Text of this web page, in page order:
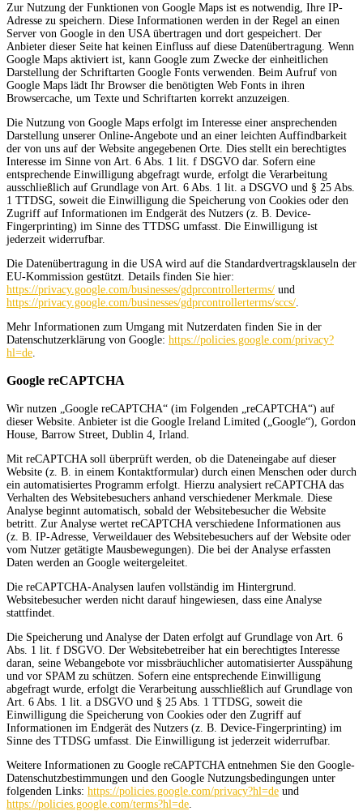
Zur Nutzung der Funktionen von Google Maps ist es notwendig, Ihre IP-
Adresse zu speichern. Diese Informationen werden in der Regel an einen
Server von Google in den USA übertragen und dort gespeichert. Der
Anbieter dieser Seite hat keinen Einfluss auf diese Datenübertragung. Wenn
Google Maps aktiviert ist, kann Google zum Zwecke der einheitlichen
Darstellung der Schriftarten Google Fonts verwenden. Beim Aufruf von
Google Maps lädt Ihr Browser die benötigten Web Fonts in ihren
Browsercache, um Texte und Schriftarten korrekt anzuzeigen.
Die Nutzung von Google Maps erfolgt im Interesse einer ansprechenden
Darstellung unserer Online-Angebote und an einer leichten Auffindbarkeit
der von uns auf der Website angegebenen Orte. Dies stellt ein berechtigtes
Interesse im Sinne von Art. 6 Abs. 1 lit. f DSGVO dar. Sofern eine
entsprechende Einwilligung abgefragt wurde, erfolgt die Verarbeitung
ausschließlich auf Grundlage von Art. 6 Abs. 1 lit. a DSGVO und § 25 Abs.
1 TTDSG, soweit die Einwilligung die Speicherung von Cookies oder den
Zugriff auf Informationen im Endgerät des Nutzers (z. B. Device-
Fingerprinting) im Sinne des TTDSG umfasst. Die Einwilligung ist
jederzeit widerrufbar.
Die Datenübertragung in die USA wird auf die Standardvertragsklauseln der
EU-Kommission gestützt. Details finden Sie hier:
https://privacy.google.com/businesses/gdprcontrollerterms/ und
https://privacy.google.com/businesses/gdprcontrollerterms/sccs/
Mehr Informationen zum Umgang mit Nutzerdaten finden Sie in der
Datenschutzerklärung von Google: https://policies.google.com/privacy?
hl=de
Google reCAPTCHA
Wir nutzen „Google reCAPTCHA“ (im Folgenden „reCAPTCHA“) auf
dieser Website. Anbieter ist die Google Ireland Limited („Google“), Gordon
House, Barrow Street, Dublin 4, Irland.
Mit reCAPTCHA soll überprüft werden, ob die Dateneingabe auf dieser
Website (z. B. in einem Kontaktformular) durch einen Menschen oder durch
ein automatisiertes Programm erfolgt. Hierzu analysiert reCAPTCHA das
Verhalten des Websitebesuchers anhand verschiedener Merkmale. Diese
Analyse beginnt automatisch, sobald der Websitebesucher die Website
betritt. Zur Analyse wertet reCAPTCHA verschiedene Informationen aus
(z. B. IP-Adresse, Verweildauer des Websitebesuchers auf der Website oder
vom Nutzer getätigte Mausbewegungen). Die bei der Analyse erfassten
Daten werden an Google weitergeleitet.
Die reCAPTCHA-Analysen laufen vollständig im Hintergrund.
Websitebesucher werden nicht darauf hingewiesen, dass eine Analyse
stattfindet.
Die Speicherung und Analyse der Daten erfolgt auf Grundlage von Art. 6
Abs. 1 lit. f DSGVO. Der Websitebetreiber hat ein berechtigtes Interesse
daran, seine Webangebote vor missbräuchlicher automatisierter Ausspähung
und vor SPAM zu schützen. Sofern eine entsprechende Einwilligung
abgefragt wurde, erfolgt die Verarbeitung ausschließlich auf Grundlage von
Art. 6 Abs. 1 lit. a DSGVO und § 25 Abs. 1 TTDSG, soweit die
Einwilligung die Speicherung von Cookies oder den Zugriff auf
Informationen im Endgerät des Nutzers (z. B. Device-Fingerprinting) im
Sinne des TTDSG umfasst. Die Einwilligung ist jederzeit widerrufbar.
Weitere Informationen zu Google reCAPTCHA entnehmen Sie den Google-
Datenschutzbestimmungen und den Google Nutzungsbedingungen unter
folgenden Links: https://policies.google.com/privacy?hl=de und
https://policies.google.com/terms?hl=de